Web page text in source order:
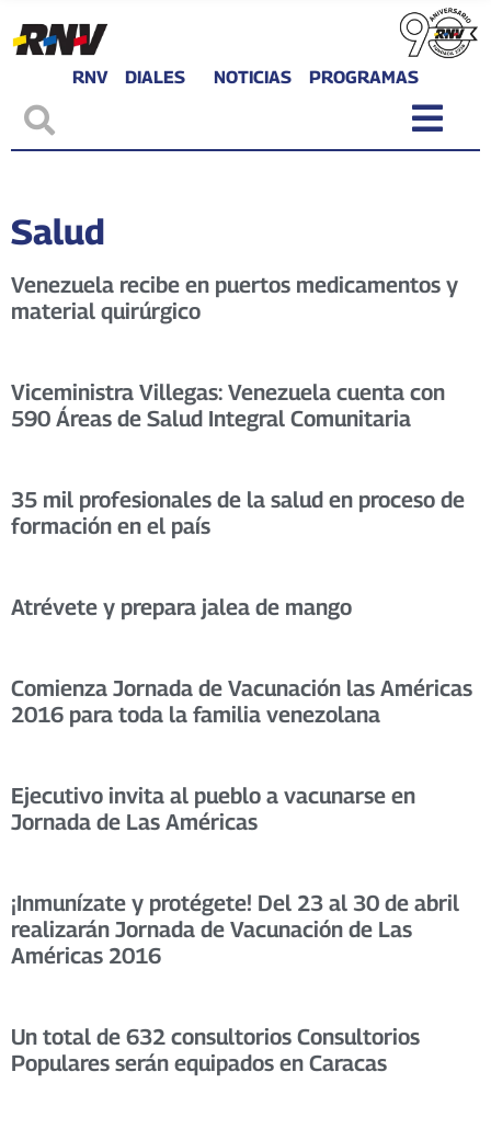
RNV DIALES NOTICIAS PROGRAMAS
Salud
Venezuela recibe en puertos medicamentos y
material quirúrgico
Viceministra Villegas: Venezuela cuenta con
590 Áreas de Salud Integral Comunitaria
35 mil profesionales de la salud en proceso de
formación en el país
Atrévete y prepara jalea de mango
Comienza Jornada de Vacunación las Américas
2016 para toda la familia venezolana
Ejecutivo invita al pueblo a vacunarse en
Jornada de Las Américas
¡Inmunízate y protégete! Del 23 al 30 de abril
realizarán Jornada de Vacunación de Las
Américas 2016
Un total de 632 consultorios Consultorios
Populares serán equipados en Caracas